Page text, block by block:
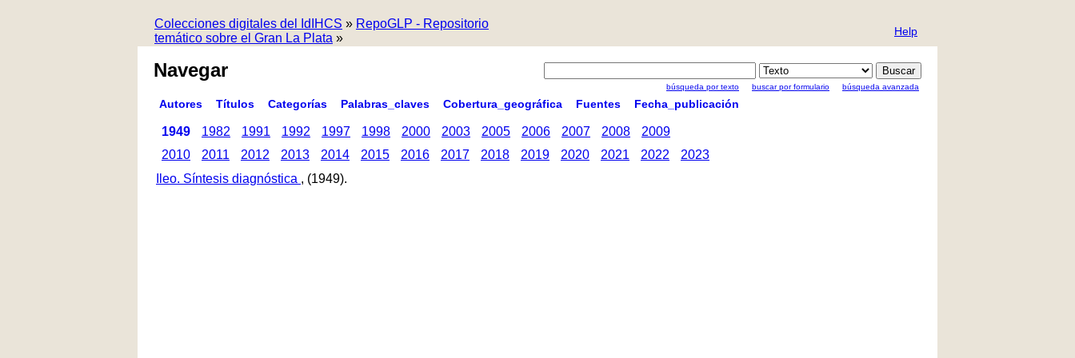
Colecciones digitales del IdIHCS » RepoGLP - Repositorio
temático sobre el Gran La Plata » Help
Navegar
búsqueda por texto buscar por formulario búsqueda avanzada
Autores Títulos Categorías Palabras_claves Cobertura_geográfica Fuentes Fecha_publicación
1949 1982 1991 1992 1997 1998 2000 2003 2005 2006 2007 2008
2009
2010
2011 2012 2013 2014 2015 2016 2017 2018 2019 2020 2021 2022
2023
Ileo. Síntesis diagnóstica , (1949).